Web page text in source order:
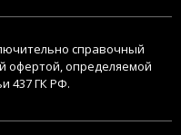
справочный
офертой, определяемой
437 ГК РФ.